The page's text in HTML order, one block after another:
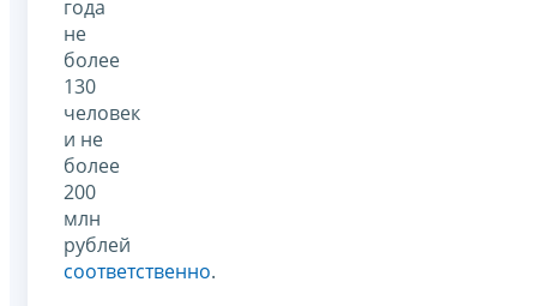
года
не
более
130
человек
и не
более
200
млн
рублей
соответственно.